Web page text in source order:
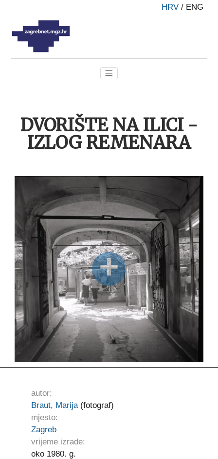
HRV / ENG
DVORIŠTE NA ILICI -
IZLOG REMENARA
autor:
Braut, Marija(fotograf)
mjesto:
Zagreb
vrijeme izrade:
oko 1980. g.